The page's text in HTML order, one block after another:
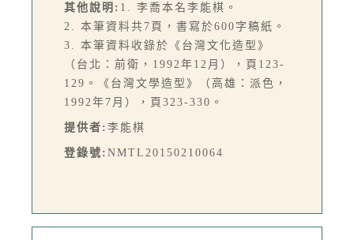
其他說明: 1. 李喬本名李能棋。
2. 本筆資料共7頁，書寫於600字稿紙。
3. 本筆資料收錄於《台灣文化造型》
（台北：前衛，1992年12月），頁123-
129。《台灣文學造型》（高雄：派色，
1992年7月），頁323-330。
提供者: 李能棋
登錄號: NMTL20150210064